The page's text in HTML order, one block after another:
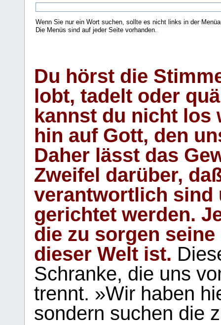
Wenn Sie nur ein Wort suchen, sollte es nicht links in der
Die Menüs sind auf jeder Seite vorhanden..
Du hörst die
lobt, tadelt oder
kannst du nicht los
hin auf Gott, den
Daher lässt das
Zweifel darüber,
verantwortlich sind
gerichtet werden.
die zu sorgen
dieser Welt ist.
Schranke, die uns
trennt. »Wir haben
sondern suchen die